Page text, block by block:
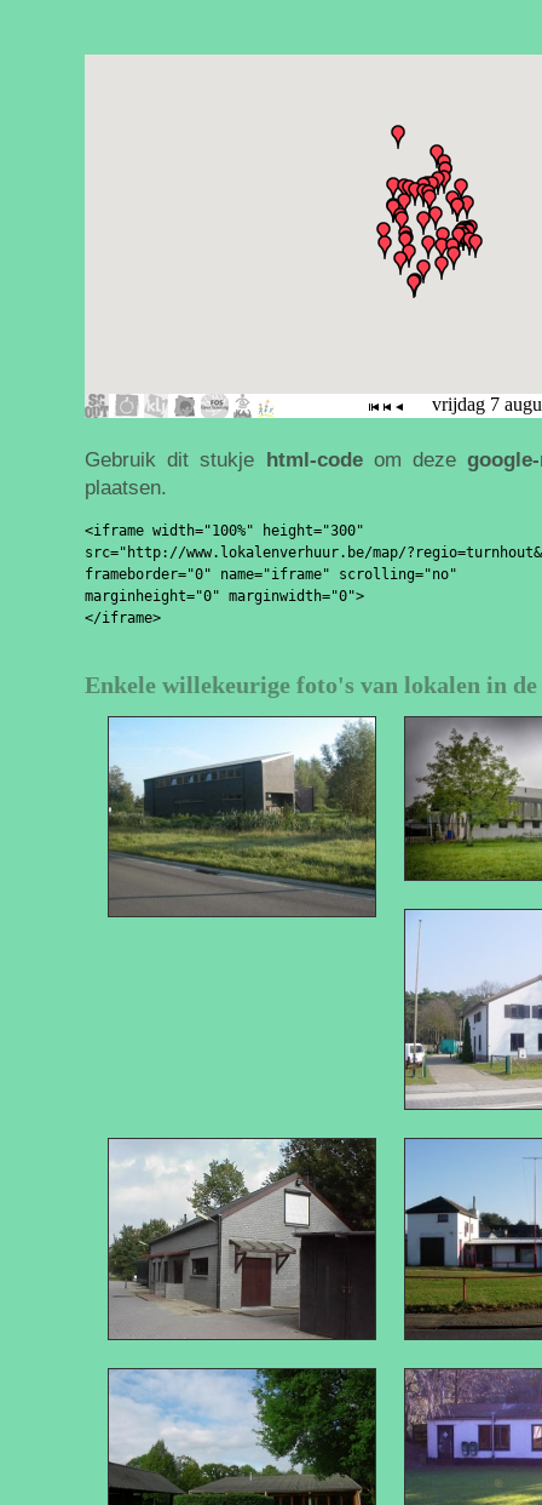
Gebruik dit stukje html-codeom deze
plaatsen.
<iframe width="100%" height="300"
src="http://www.lokalenverhuur.be/map/
frameborder="0" name="iframe" scrolling="no"
marginheight="0" marginwidth="0">
Enkele willekeurige foto's van lokalen in